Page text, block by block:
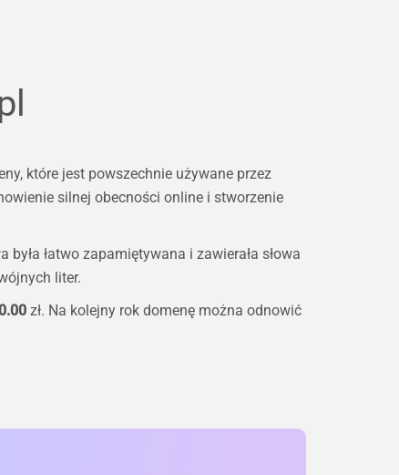
które jest powszechnie używane przez
silnej obecności online i stworzenie
łatwo zapamiętywana i zawierała słowa
liter.
zł. Na kolejny rok domenę można odnowić